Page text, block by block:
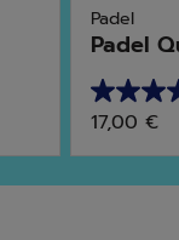
Padel
Padel
5.0
von
5
Sternen.
17,00 €